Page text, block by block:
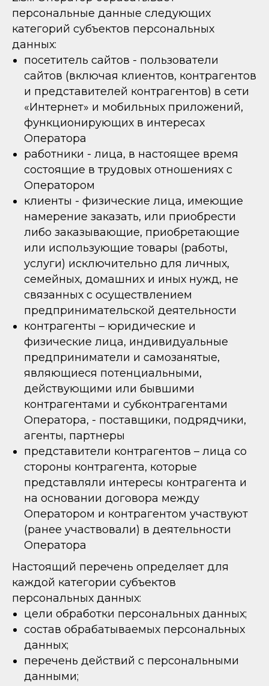
персональные данные следующих
категорий субъектов персональных
данных:
посетитель сайтов - пользователи
сайтов (включая клиентов, контрагентов
и представителей контрагентов) в сети
«Интернет» и мобильных приложений,
функционирующих в интересах
Оператора
работники - лица, в настоящее время
состоящие в трудовых отношениях с
Оператором
клиенты - физические лица, имеющие
намерение заказать, или приобрести
либо заказывающие, приобретающие
или использующие товары (работы,
услуги) исключительно для личных,
семейных, домашних и иных нужд, не
связанных с осуществлением
предпринимательской деятельности
контрагенты – юридические и
физические лица, индивидуальные
предприниматели и самозанятые,
являющиеся потенциальными,
действующими или бывшими
контрагентами и субконтрагентами
Оператора, - поставщики, подрядчики,
агенты, партнеры
представители контрагентов – лица со
стороны контрагента, которые
представляли интересы контрагента и
на основании договора между
Оператором и контрагентом участвуют
(ранее участвовали) в деятельности
Оператора
Настоящий перечень определяет для
каждой категории субъектов
персональных данных:
цели обработки персональных данных;
состав обрабатываемых персональных
данных;
перечень действий с персональными
данными;